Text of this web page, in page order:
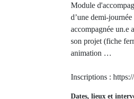
Module
d’une demi-
accompagnée un.e
son projet (fiche
animation …
Inscriptions :
Dates, lieux et